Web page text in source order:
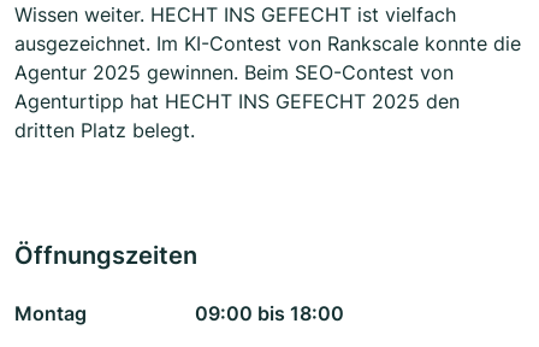
Wissen weiter. HECHT INS GEFECHT ist vielfach
ausgezeichnet. Im KI-Contest von Rankscale konnte die
Agentur 2025 gewinnen. Beim SEO-Contest von
Agenturtipp hat HECHT INS GEFECHT 2025 den
dritten Platz belegt.
Öffnungszeiten
Montag
09:00 bis 18:00